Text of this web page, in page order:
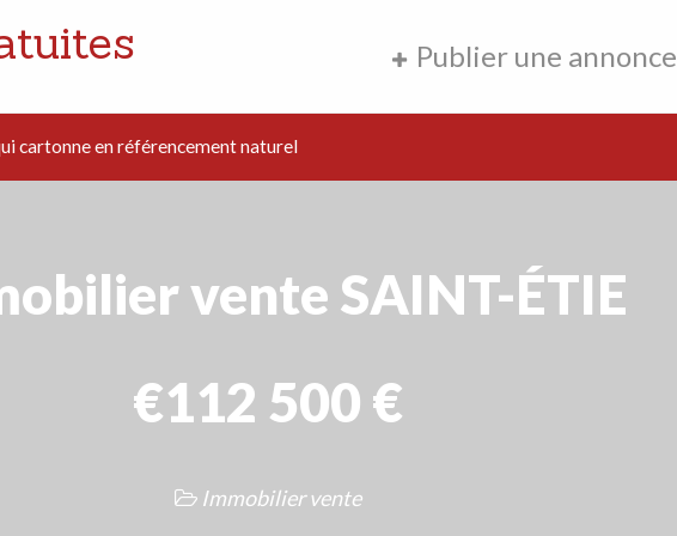
Publier une annonce
cartonne en référencement naturel
vente SAINT-ÉTIE
€112 500 €
Immobilier vente